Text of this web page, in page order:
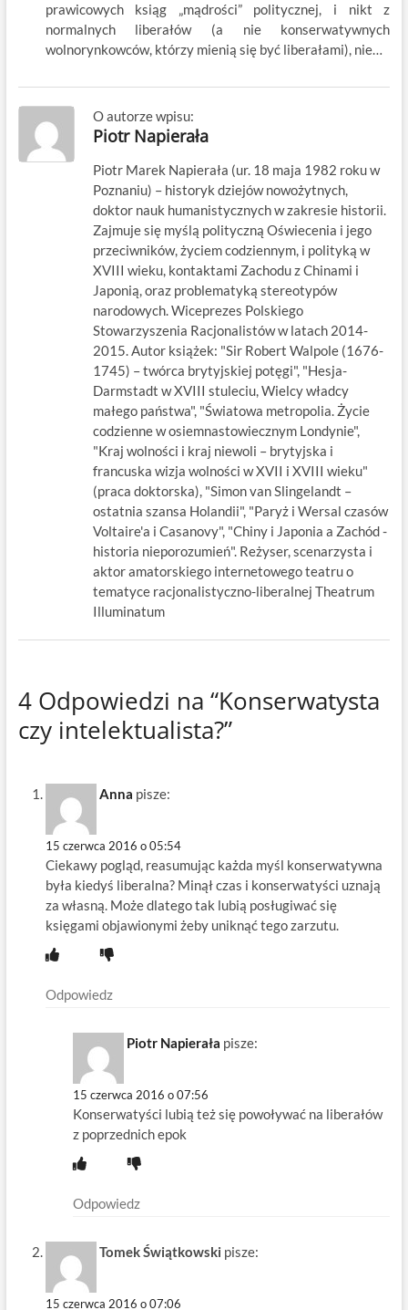
prawicowych ksiąg „mądrości” politycznej, i nikt z
normalnych liberałów (a nie konserwatywnych
wolnorynkowców, którzy mienią się być liberałami), nie…
O autorze wpisu:
Piotr Napierała
Piotr Marek Napierała (ur. 18 maja 1982 roku w
Poznaniu) – historyk dziejów nowożytnych,
doktor nauk humanistycznych w zakresie historii.
Zajmuje się myślą polityczną Oświecenia i jego
przeciwników, życiem codziennym, i polityką w
XVIII wieku, kontaktami Zachodu z Chinami i
Japonią, oraz problematyką stereotypów
narodowych. Wiceprezes Polskiego
Stowarzyszenia Racjonalistów w latach 2014-
2015. Autor książek: "Sir Robert Walpole (1676-
1745) – twórca brytyjskiej potęgi", "Hesja-
Darmstadt w XVIII stuleciu, Wielcy władcy
małego państwa", "Światowa metropolia. Życie
codzienne w osiemnastowiecznym Londynie",
"Kraj wolności i kraj niewoli – brytyjska i
francuska wizja wolności w XVII i XVIII wieku"
(praca doktorska), "Simon van Slingelandt –
ostatnia szansa Holandii", "Paryż i Wersal czasów
Voltaire'a i Casanovy", "Chiny i Japonia a Zachód -
historia nieporozumień". Reżyser, scenarzysta i
aktor amatorskiego internetowego teatru o
tematyce racjonalistyczno-liberalnej Theatrum
Illuminatum
4 Odpowiedzi na “Konserwatysta
czy intelektualista?”
Anna pisze:
15 czerwca 2016 o 05:54
Ciekawy pogląd, reasumując każda myśl konserwatywna
była kiedyś liberalna? Minął czas i konserwatyści uznają
za własną. Może dlatego tak lubią posługiwać się
księgami objawionymi żeby uniknąć tego zarzutu.
Odpowiedz
Piotr Napierała pisze:
15 czerwca 2016 o 07:56
Konserwatyści lubią też się powoływać na liberałów
z poprzednich epok
Odpowiedz
Tomek Świątkowski pisze:
15 czerwca 2016 o 07:06